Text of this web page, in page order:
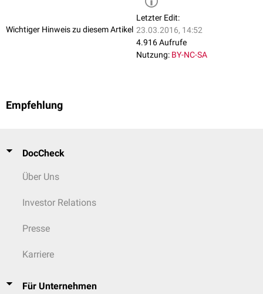
Wichtiger Hinweis zu diesem Artikel
Letzter Edit:
23.03.2016, 14:52
4.916 Aufrufe
Nutzung: BY-NC-SA
Empfehlung
DocCheck
Über Uns
Investor Relations
Presse
Karriere
Für Unternehmen